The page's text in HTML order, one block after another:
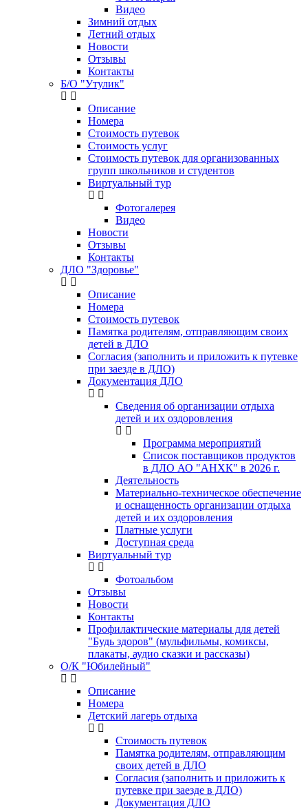
Видео
Зимний отдых
Летний отдых
Новости
Отзывы
Контакты
Б/О "Утулик"
Описание
Номера
Стоимость путевок
Стоимость услуг
Стоимость путевок для организованных
групп школьников и студентов
Виртуальный тур
Фотогалерея
Видео
Новости
Отзывы
Контакты
ДЛО "Здоровье"
Описание
Номера
Стоимость путевок
Памятка родителям, отправляющим своих
детей в ДЛО
Согласия (заполнить и приложить к путевке
при заезде в ДЛО)
Документация ДЛО
Сведения об организации отдыха
детей и их оздоровления
Программа мероприятий
Список поставщиков продуктов
в ДЛО АО "АНХК" в 2026 г.
Деятельность
Материально-техническое обеспечение
и оснащенность организации отдыха
детей и их оздоровления
Платные услуги
Доступная среда
Виртуальный тур
Фотоальбом
Отзывы
Новости
Контакты
Профилактические материалы для детей
"Будь здоров" (мульфильмы, комиксы,
плакаты, аудио сказки и рассказы)
О/К "Юбилейный"
Описание
Номера
Детский лагерь отдыха
Стоимость путевок
Памятка родителям, отправляющим
своих детей в ДЛО
Согласия (заполнить и приложить к
путевке при заезде в ДЛО)
Документация ДЛО